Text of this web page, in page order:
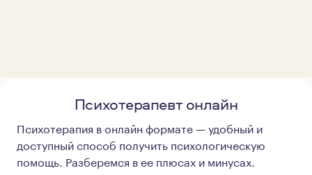
Психотерапевт онлайн
Психотерапия в онлайн формате — удобный и
доступный способ получить психологическую
помощь. Разберемся в ее плюсах и минусах.